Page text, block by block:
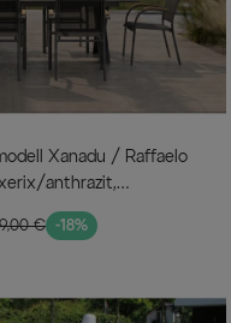
anthrazit,
€ -18%